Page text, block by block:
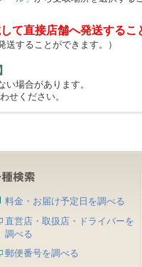
て直接店舗へ発送するこ
送することができます。）
場合があります。
せください。
料金・お届け予定日を調べる
直営店・取扱店・ドライバーを
調べる
郵便番号を調べる